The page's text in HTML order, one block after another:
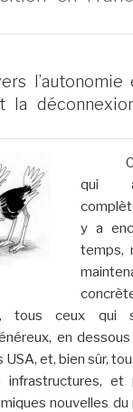
la
qui
y a
temps,
tous ceux qui
en
et, bien sûr,
et
nouvelles